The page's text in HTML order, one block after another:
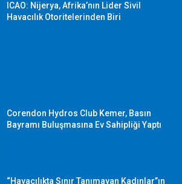
ICAO: Nijerya, Afrika’nın Lider Sivil
Havacılık Otoritelerinden Biri
Corendon Hydros Club Kemer, Basın
Bayramı Buluşmasına Ev Sahipliği Yaptı
“Havacılıkta Sınır Tanımayan Kadınlar”ın